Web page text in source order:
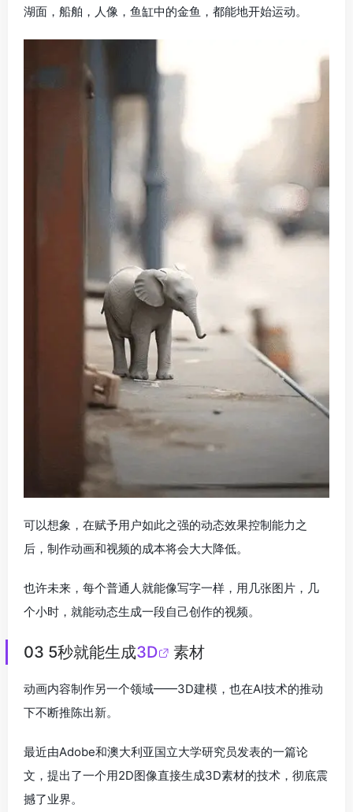
湖面，船舶，人像，鱼缸中的金鱼，都能地开始运动。
可以想象，在赋予用户如此之强的动态效果控制能力之
后，制作动画和视频的成本将会大大降低。
也许未来，每个普通人就能像写字一样，用几张图片，几
个小时，就能动态生成一段自己创作的视频。
03 5秒就能生成3D 素材
动画内容制作另一个领域——3D建模，也在AI技术的推动
下不断推陈出新。
最近由Adobe和澳大利亚国立大学研究员发表的一篇论
文，提出了一个用2D图像直接生成3D素材的技术，彻底震
撼了业界。